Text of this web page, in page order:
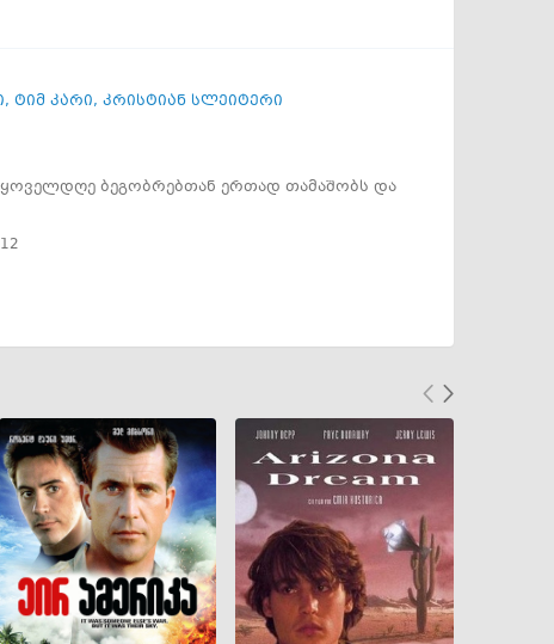
, ტიმ კარი, კრისტიან სლეიტერი
ყოველდღე ბეგობრებთან ერთად თამაშობს და